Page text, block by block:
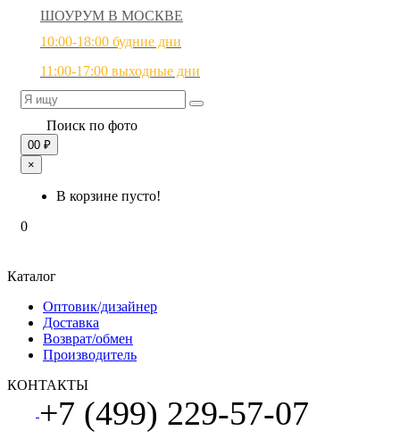
ШОУРУМ В МОСКВЕ
10:00-18:00 будние дни
11:00-17:00 выходные дни
Поиск по фото
00 ₽
×
В корзине пусто!
0
Каталог
Оптовик/дизайнер
Доставка
Возврат/обмен
Производитель
КОНТАКТЫ
+7 (499) 229-57-07